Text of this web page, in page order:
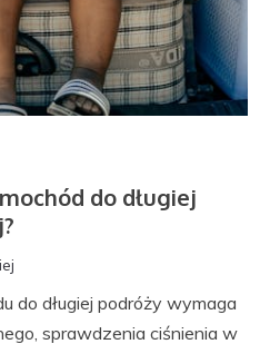
do długiej
do długiej podróży wymaga
sprawdzenia ciśnienia w